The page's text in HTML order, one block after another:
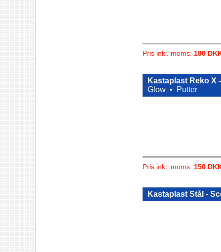
Pris inkl. moms: 180
Kastaplast Reko X
Glow •
Putter
Pris inkl. moms: 150
Kastaplast Stål -